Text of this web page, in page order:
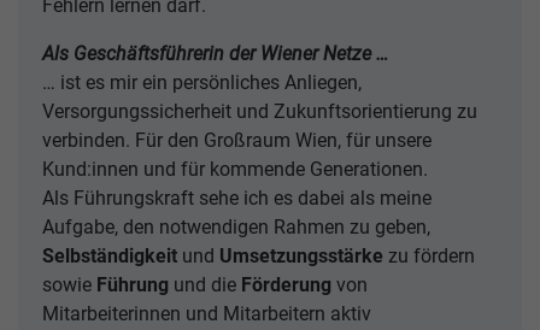
Fehlern lernen darf.
Als Geschäftsführerin der Wiener Netze …
… ist es mir ein persönliches Anliegen,
Versorgungssicherheit und Zukunftsorientierung zu
verbinden. Für den Großraum Wien, für unsere
Kund:innen und für kommende Generationen.
Als Führungskraft sehe ich es dabei als meine
Aufgabe, den notwendigen Rahmen zu geben,
Selbständigkeit und Umsetzungsstärke zu fördern
sowie Führung und die Förderung von
Mitarbeiterinnen und Mitarbeitern aktiv